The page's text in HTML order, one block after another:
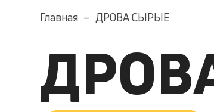
Главная ДРОВА СЫРЫЕ